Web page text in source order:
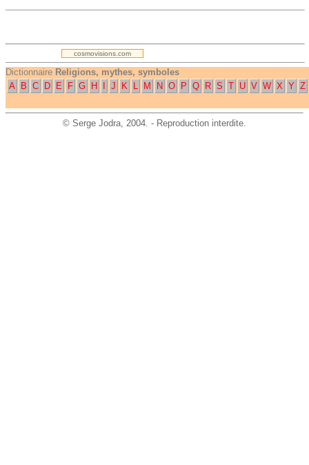
.
cosmovisions.com
Dictionnaire Religions, mythes, symboles
A
B C D E F G H J K L M N O P Q R S T U V W X Y Z
© Serge Jodra, 2004. - Reproduction interdite.